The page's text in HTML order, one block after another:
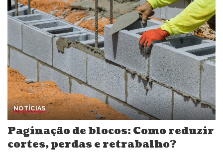
NOTÍCIAS
Paginação de blocos: Como reduzir
cortes, perdas e retrabalho?